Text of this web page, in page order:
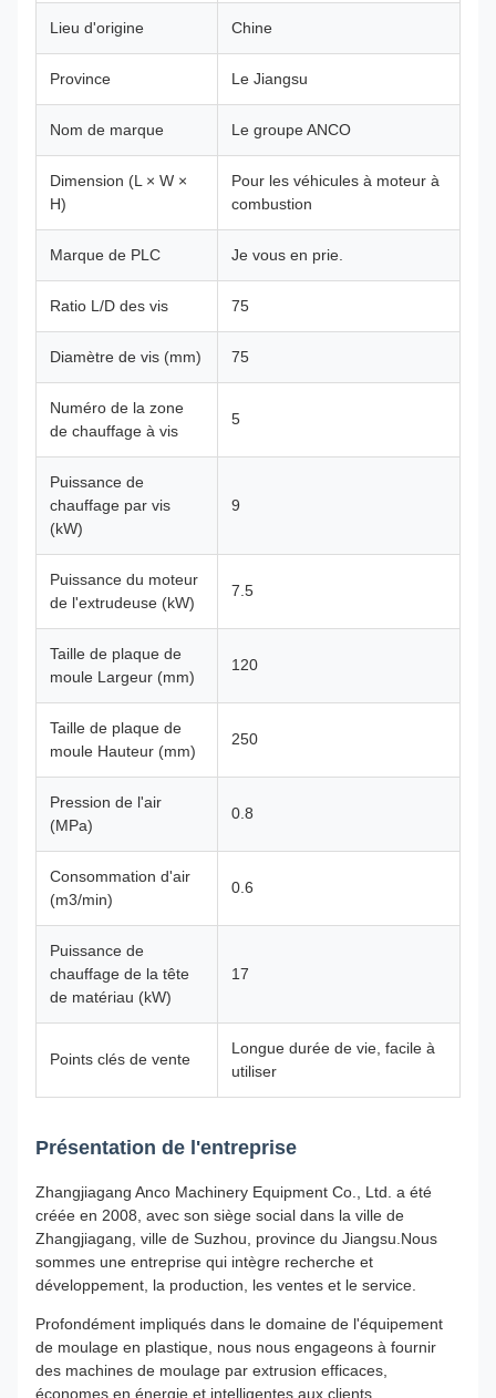
Lieu d'origine Chine
Province Le Jiangsu
Nom de marque Le groupe ANCO
Dimension (L × W ×
H)
Pour les véhicules à moteur à
combustion
Marque de PLC Je vous en prie.
Ratio L/D des vis 75
Diamètre de vis (mm) 75
Numéro de la zone
de chauffage à vis
5
Puissance de
chauffage par vis
(kW)
9
Puissance du moteur
de l'extrudeuse (kW)
7.5
Taille de plaque de
moule Largeur (mm)
120
Taille de plaque de
moule Hauteur (mm)
250
Pression de l'air
(MPa)
0.8
Consommation d'air
(m3/min)
0.6
Puissance de
chauffage de la tête
de matériau (kW)
17
Points clés de vente
Longue durée de vie, facile à
utiliser
Présentation de l'entreprise
Zhangjiagang Anco Machinery Equipment Co., Ltd. a été
créée en 2008, avec son siège social dans la ville de
Zhangjiagang, ville de Suzhou, province du Jiangsu.Nous
sommes une entreprise qui intègre recherche et
développement, la production, les ventes et le service.
Profondément impliqués dans le domaine de l'équipement
de moulage en plastique, nous nous engageons à fournir
des machines de moulage par extrusion efficaces,
économes en énergie et intelligentes aux clients